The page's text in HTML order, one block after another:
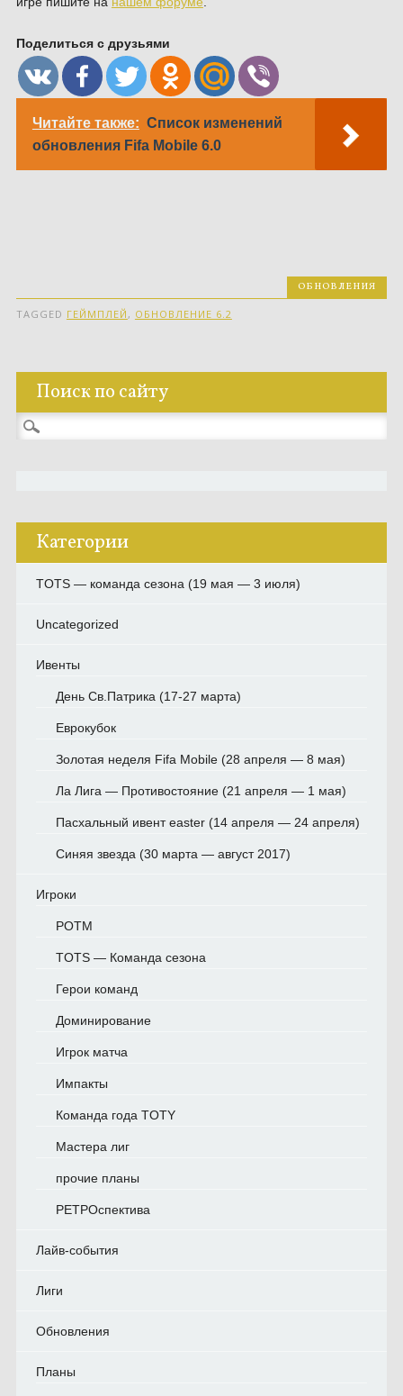
Поделиться с друзьями
Читайте также: Список изменений
обновления Fifa Mobile 6.0
ОБНОВЛЕНИЯ
TAGGED ГЕЙМПЛЕЙ , ОБНОВЛЕНИЕ 6.2
Поиск по сайту
Найти:
Категории
TOTS — команда сезона (19 мая — 3 июля)
Uncategorized
Ивенты
День Св.Патрика (17-27 марта)
Еврокубок
Золотая неделя Fifa Mobile (28 апреля — 8 мая)
Ла Лига — Противостояние (21 апреля — 1 мая)
Пасхальный ивент easter (14 апреля — 24 апреля)
Синяя звезда (30 марта — август 2017)
Игроки
POTM
TOTS — Команда сезона
Герои команд
Доминирование
Игрок матча
Импакты
Команда года TOTY
Мастера лиг
прочие планы
РЕТРОспектива
Лайв-события
Лиги
Обновления
Планы